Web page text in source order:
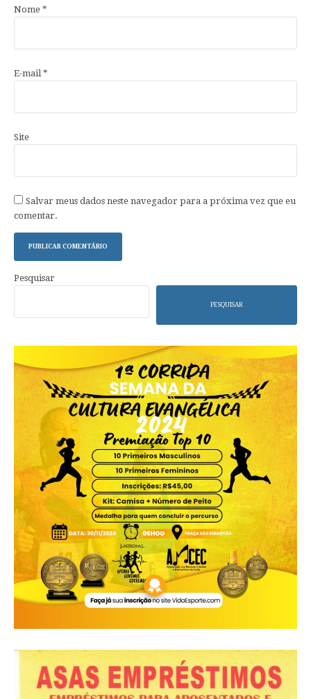
Nome *
E-mail*
Site
Salvar meus dados neste navegador para a próxima vez que eu
comentar.
Pesquisar
PESQUISAR